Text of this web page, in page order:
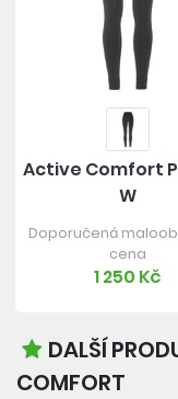
Active Comfort
W
Doporučená
cena
1 250 Kč
DALŠÍ
COMFORT